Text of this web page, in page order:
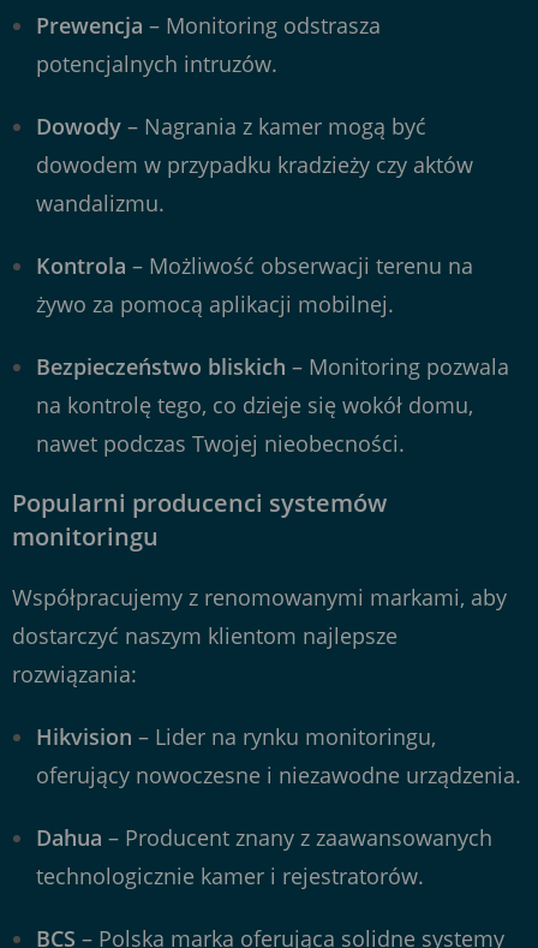
Prewencja – Monitoring odstrasza
potencjalnych intruzów.
Dowody – Nagrania z kamer mogą być
dowodem w przypadku kradzieży czy aktów
wandalizmu.
Kontrola – Możliwość obserwacji terenu na
żywo za pomocą aplikacji mobilnej.
Bezpieczeństwo bliskich – Monitoring pozwala
na kontrolę tego, co dzieje się wokół domu,
nawet podczas Twojej nieobecności.
Popularni producenci systemów
monitoringu
Współpracujemy z renomowanymi markami, aby
dostarczyć naszym klientom najlepsze
rozwiązania:
Hikvision – Lider na rynku monitoringu,
oferujący nowoczesne i niezawodne urządzenia.
Dahua – Producent znany z zaawansowanych
technologicznie kamer i rejestratorów.
BCS – Polska marka oferująca solidne systemy